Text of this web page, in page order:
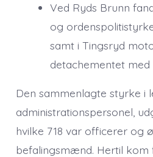
Ved Ryds Brunn
og
samt i Tingsryd
detachementet med
Den sammenlagte styrke i
administrationspersonel,
hvilke 718 var officerer og
befalingsmænd. Hertil kom